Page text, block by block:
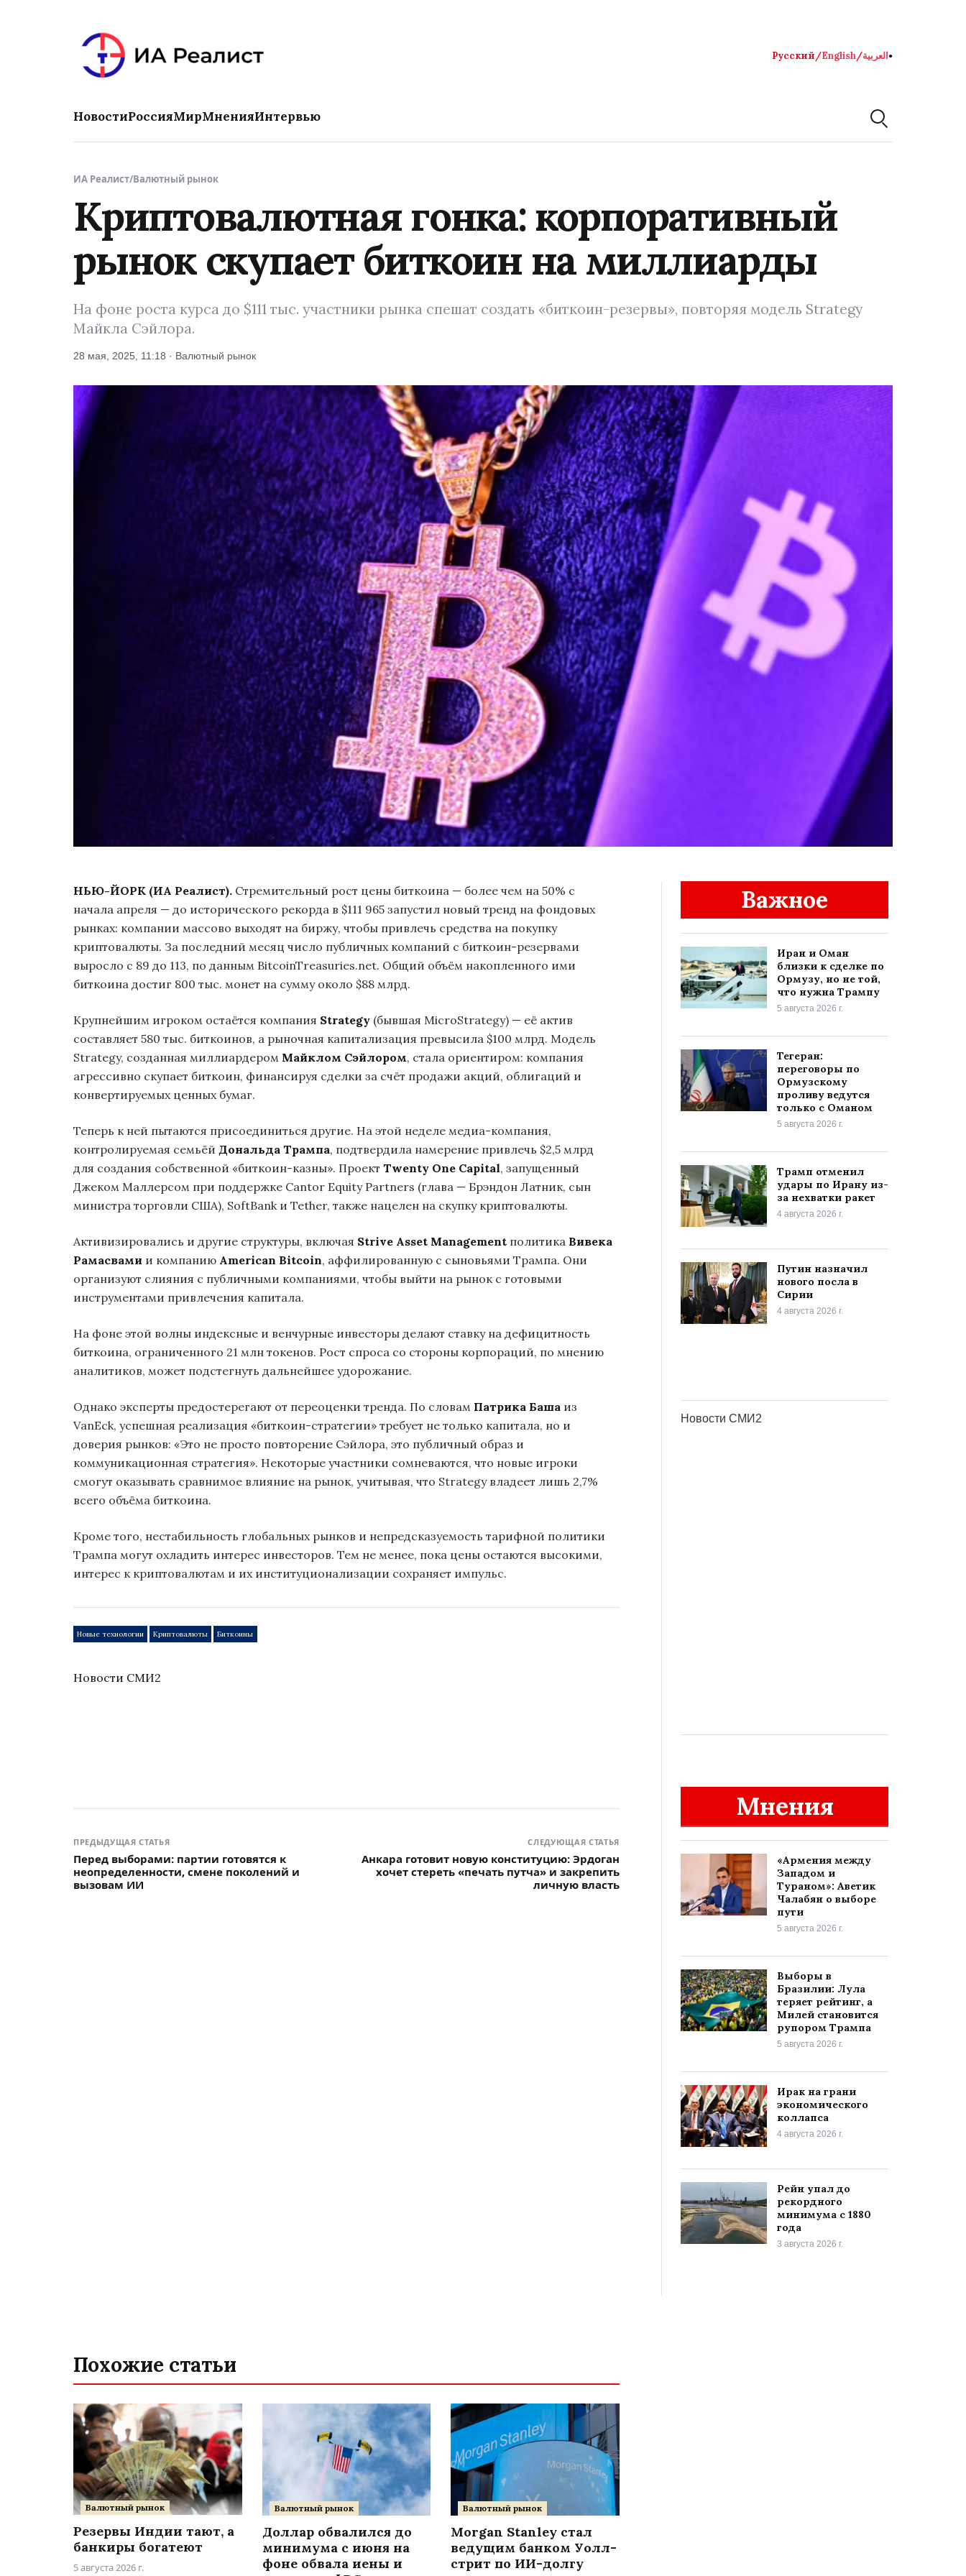
Русский/English/العربية●
НовостиРоссияМирМненияИнтервью
ИА Реалист/Валютный рынок
Криптовалютная гонка: корпоративный
рынок скупает биткоин на миллиарды
На фоне роста курса до $111 тыс. участники рынка спешат создать «биткоин-резервы», повторяя модель Strategy
Майкла Сэйлора.
28 мая, 2025, 11:18 · Валютный рынок
НЬЮ-ЙОРК (ИА Реалист). Стремительный рост цены биткоина — более чем на 50% с
начала апреля — до исторического рекорда в $111 965 запустил новый тренд на фондовых
рынках: компании массово выходят на биржу, чтобы привлечь средства на покупку
криптовалюты. За последний месяц число публичных компаний с биткоин-резервами
выросло с 89 до 113, по данным BitcoinTreasuries.net. Общий объём накопленного ими
биткоина достиг 800 тыс. монет на сумму около $88 млрд.
Крупнейшим игроком остаётся компания Strategy (бывшая MicroStrategy) — её актив
составляет 580 тыс. биткоинов, а рыночная капитализация превысила $100 млрд. Модель
Strategy, созданная миллиардером Майклом Сэйлором, стала ориентиром: компания
агрессивно скупает биткоин, финансируя сделки за счёт продажи акций, облигаций и
конвертируемых ценных бумаг.
Теперь к ней пытаются присоединиться другие. На этой неделе медиа-компания,
контролируемая семьёй Дональда Трампа, подтвердила намерение привлечь $2,5 млрд
для создания собственной «биткоин-казны». Проект Twenty One Capital, запущенный
Джеком Маллерсом при поддержке Cantor Equity Partners (глава — Брэндон Латник, сын
министра торговли США), SoftBank и Tether, также нацелен на скупку криптовалюты.
Активизировались и другие структуры, включая Strive Asset Management политика Вивека
Рамасвами и компанию American Bitcoin, аффилированную с сыновьями Трампа. Они
организуют слияния с публичными компаниями, чтобы выйти на рынок с готовыми
инструментами привлечения капитала.
На фоне этой волны индексные и венчурные инвесторы делают ставку на дефицитность
биткоина, ограниченного 21 млн токенов. Рост спроса со стороны корпораций, по мнению
аналитиков, может подстегнуть дальнейшее удорожание.
Однако эксперты предостерегают от переоценки тренда. По словам Патрика Баша из
VanEck, успешная реализация «биткоин-стратегии» требует не только капитала, но и
доверия рынков: «Это не просто повторение Сэйлора, это публичный образ и
коммуникационная стратегия». Некоторые участники сомневаются, что новые игроки
смогут оказывать сравнимое влияние на рынок, учитывая, что Strategy владеет лишь 2,7%
всего объёма биткоина.
Кроме того, нестабильность глобальных рынков и непредсказуемость тарифной политики
Трампа могут охладить интерес инвесторов. Тем не менее, пока цены остаются высокими,
интерес к криптовалютам и их институционализации сохраняет импульс.
Новые технологии Криптовалюты Биткоины
Новости СМИ2
ПРЕДЫДУЩАЯ СТАТЬЯ
Перед выборами: партии готовятся к
неопределенности, смене поколений и
вызовам ИИ
СЛЕДУЮЩАЯ СТАТЬЯ
Анкара готовит новую конституцию: Эрдоган
хочет стереть «печать путча» и закрепить
личную власть
Важное
Иран и Оман
близки к сделке по
Ормузу, но не той,
что нужна Трампу
5 августа 2026 г.
Тегеран:
переговоры по
Ормузскому
проливу ведутся
только с Оманом
5 августа 2026 г.
Трамп отменил
удары по Ирану из-
за нехватки ракет
4 августа 2026 г.
Путин назначил
нового посла в
Сирии
4 августа 2026 г.
Мнения
«Армения между
Западом и
Тураном»: Аветик
Чалабян о выборе
пути
5 августа 2026 г.
Выборы в
Бразилии: Лула
теряет рейтинг, а
Милей становится
рупором Трампа
5 августа 2026 г.
Ирак на грани
экономического
коллапса
4 августа 2026 г.
Рейн упал до
рекордного
минимума с 1880
года
3 августа 2026 г.
Похожие статьи
Валютный рынок
Резервы Индии тают, а
банкиры богатеют
5 августа 2026 г.
Валютный рынок
Доллар обвалился до
минимума с июня на
фоне обвала иены и
Валютный рынок
Morgan Stanley стал
ведущим банком Уолл-
стрит по ИИ-долгу